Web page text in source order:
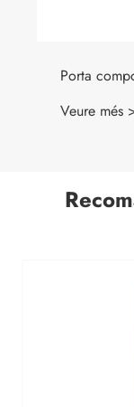
Com les